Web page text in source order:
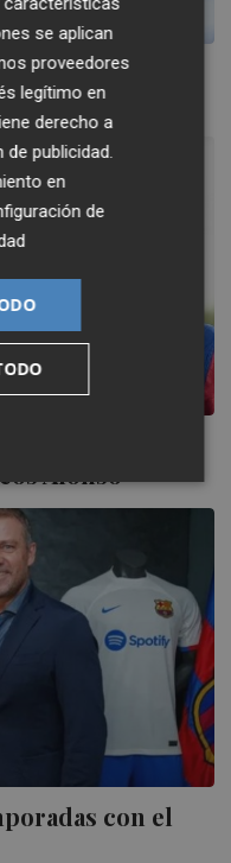
Valencia al
de Joao
Alonso
con el
se aplican
proveedores
legítimo en
derecho a
de publicidad.
en
de